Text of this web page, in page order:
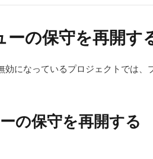
ーの保守を再開す
効になっているプロジェクトでは、
の保守を再開する